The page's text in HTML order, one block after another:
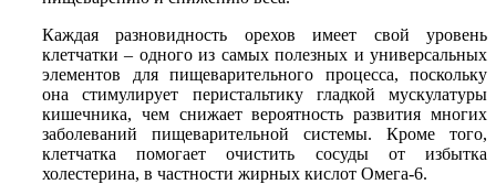
Каждая разновидность орехов имеет свой уровень
клетчатки – одного из самых полезных и универсальных
элементов для пищеварительного процесса, поскольку
она стимулирует перистальтику гладкой мускулатуры
кишечника, чем снижает вероятность развития многих
заболеваний пищеварительной системы. Кроме того,
клетчатка помогает очистить сосуды от избытка
холестерина, в частности жирных кислот Омега-6.